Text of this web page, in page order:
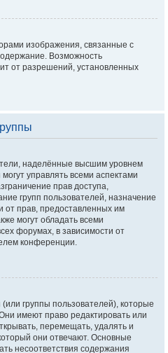
изображения, связанные с
Возможность
от разрешений, установленных
наделённые высшим уровнем
управлять всеми аспектами
прав доступа,
групп пользователей, назначение
от прав, предоставленных им
могут обладать всеми
форумах, в зависимости от
конференции.
группы пользователей), которые
имеют право редактировать или
перемещать, удалять и
они отвечают. Основные
несоответствия содержания